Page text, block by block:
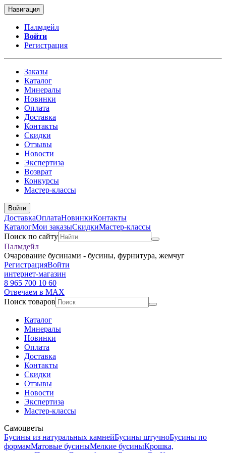
Навигация
Палмдейл
Войти
Регистрация
Заказы
Каталог
Минералы
Новинки
Оплата
Доставка
Контакты
Скидки
Отзывы
Новости
Экспертиза
Возврат
Конкурсы
Мастер-классы
Войти
ДоставкаОплатаНовинкиКонтакты
КаталогМои заказыСкидкиМастер-классы
Поиск по сайту
Палмдейл
Очарование бусинами - бусины, фурнитура, жемчуг
РегистрацияВойти
интернет-магазин
8 965 700 10 60
Отвечаем в MAX
Поиск товаров
Каталог
Минералы
Новинки
Оплата
Доставка
Контакты
Скидки
Отзывы
Новости
Экспертиза
Мастер-классы
Самоцветы
Бусины из натуральных камнейБусины штучноБусины по
формамМатовые бусиныМелкие бусиныКрошка,